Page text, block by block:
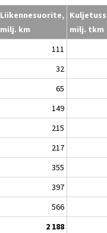
Liikennesuorite,
milj. km
milj. tkm
111
32
65
149
215
217
355
397
566
2 188